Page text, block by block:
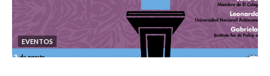
Migdelina Andrea Espinoza Romero y Wendy Judith
Pérez Ruiz,
Universidad de Sonora
Centro de
Investigación en Alimentación y Desarrollo
EVENTOS